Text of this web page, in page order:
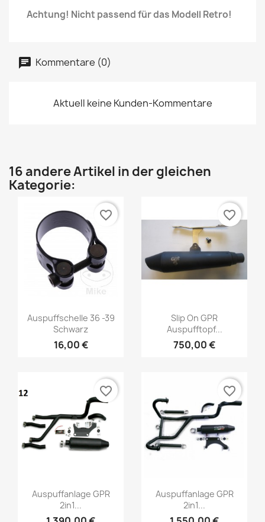
Achtung! Nicht passend für das Modell Retro!
Kommentare (0)
Aktuell keine Kunden-Kommentare
16 andere Artikel in der gleichen
Kategorie:
Auspuffschelle 36 -39
Schwarz
16,00 €
favorite_border
Slip On GPR
Auspufftopf...
750,00 €
favorite_border
Auspuffanlage GPR
2in1...
favorite_border
Auspuffanlage GPR
2in1...
favorite_border